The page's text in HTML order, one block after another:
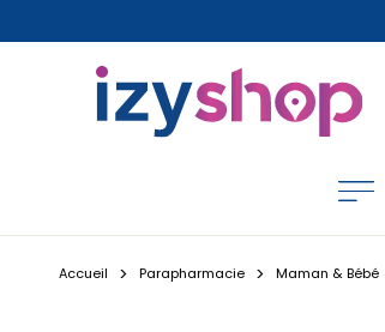
Accueil Parapharmacie Maman & Bébé